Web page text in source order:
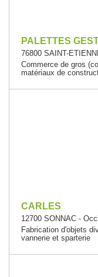
PALETTES
76800 SAINT-
Commerce de gros
matériaux de
CARLES
12700 SONNAC -
Fabrication d'objets
vannerie et sparterie